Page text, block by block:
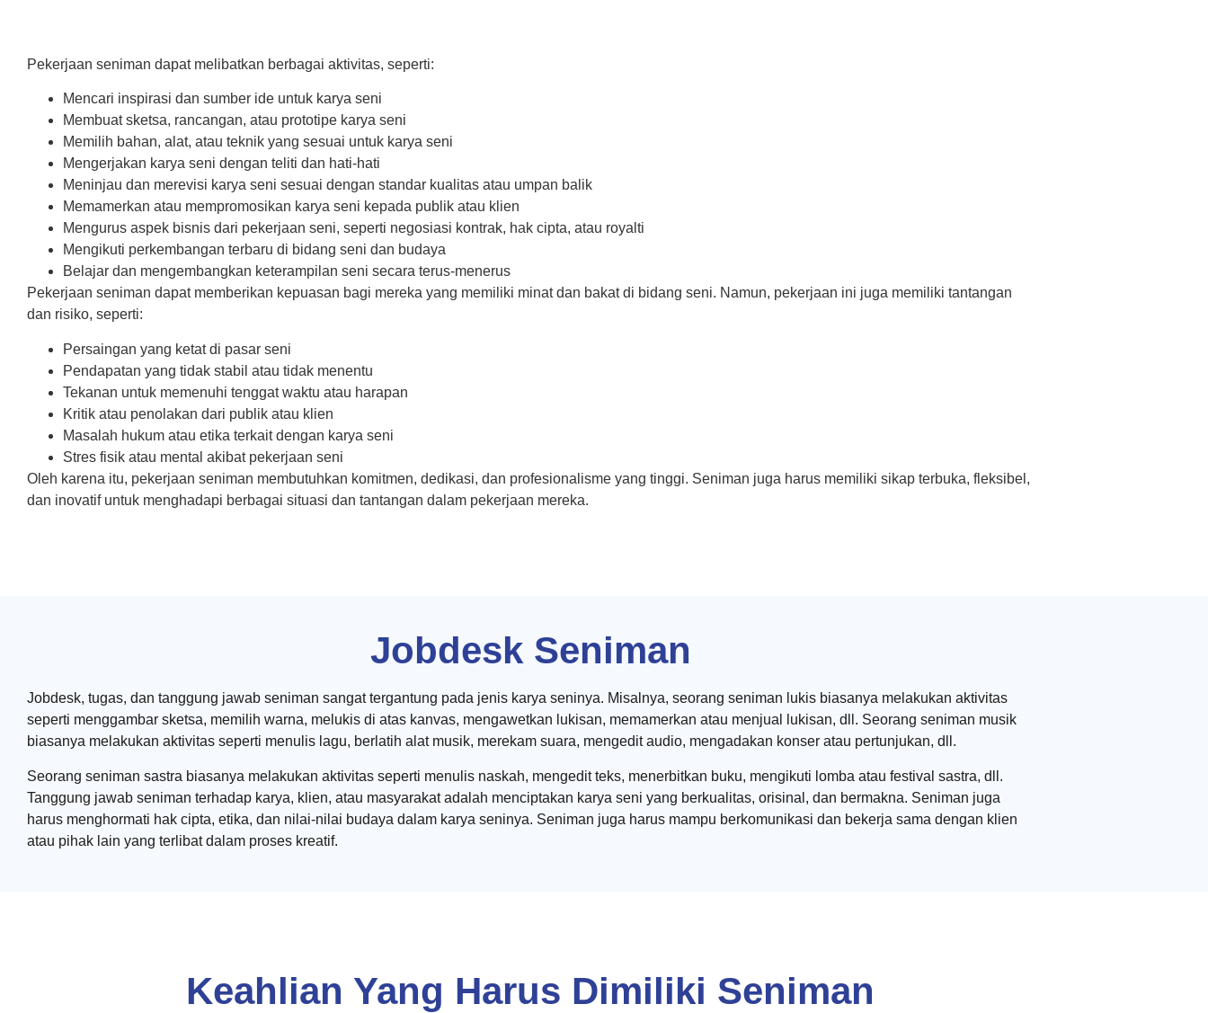
Pekerjaan seniman dapat melibatkan berbagai aktivitas, seperti:
Mencari inspirasi dan sumber ide untuk karya seni
Membuat sketsa, rancangan, atau prototipe karya seni
Memilih bahan, alat, atau teknik yang sesuai untuk karya seni
Mengerjakan karya seni dengan teliti dan hati-hati
Meninjau dan merevisi karya seni sesuai dengan standar kualitas atau umpan balik
Memamerkan atau mempromosikan karya seni kepada publik atau klien
Mengurus aspek bisnis dari pekerjaan seni, seperti negosiasi kontrak, hak cipta, atau royalti
Mengikuti perkembangan terbaru di bidang seni dan budaya
Belajar dan mengembangkan keterampilan seni secara terus-menerus
Pekerjaan seniman dapat memberikan kepuasan bagi mereka yang memiliki minat dan bakat di bidang seni. Namun, pekerjaan ini juga memiliki tantangan
dan risiko, seperti:
Persaingan yang ketat di pasar seni
Pendapatan yang tidak stabil atau tidak menentu
Tekanan untuk memenuhi tenggat waktu atau harapan
Kritik atau penolakan dari publik atau klien
Masalah hukum atau etika terkait dengan karya seni
Stres fisik atau mental akibat pekerjaan seni
Oleh karena itu, pekerjaan seniman membutuhkan komitmen, dedikasi, dan profesionalisme yang tinggi. Seniman juga harus memiliki sikap terbuka, fleksibel,
dan inovatif untuk menghadapi berbagai situasi dan tantangan dalam pekerjaan mereka.
Jobdesk Seniman
Jobdesk, tugas, dan tanggung jawab seniman sangat tergantung pada jenis karya seninya. Misalnya, seorang seniman lukis biasanya melakukan aktivitas
seperti menggambar sketsa, memilih warna, melukis di atas kanvas, mengawetkan lukisan, memamerkan atau menjual lukisan, dll. Seorang seniman musik
biasanya melakukan aktivitas seperti menulis lagu, berlatih alat musik, merekam suara, mengedit audio, mengadakan konser atau pertunjukan, dll.
Seorang seniman sastra biasanya melakukan aktivitas seperti menulis naskah, mengedit teks, menerbitkan buku, mengikuti lomba atau festival sastra, dll.
Tanggung jawab seniman terhadap karya, klien, atau masyarakat adalah menciptakan karya seni yang berkualitas, orisinal, dan bermakna. Seniman juga
harus menghormati hak cipta, etika, dan nilai-nilai budaya dalam karya seninya. Seniman juga harus mampu berkomunikasi dan bekerja sama dengan klien
atau pihak lain yang terlibat dalam proses kreatif.
Keahlian Yang Harus Dimiliki Seniman